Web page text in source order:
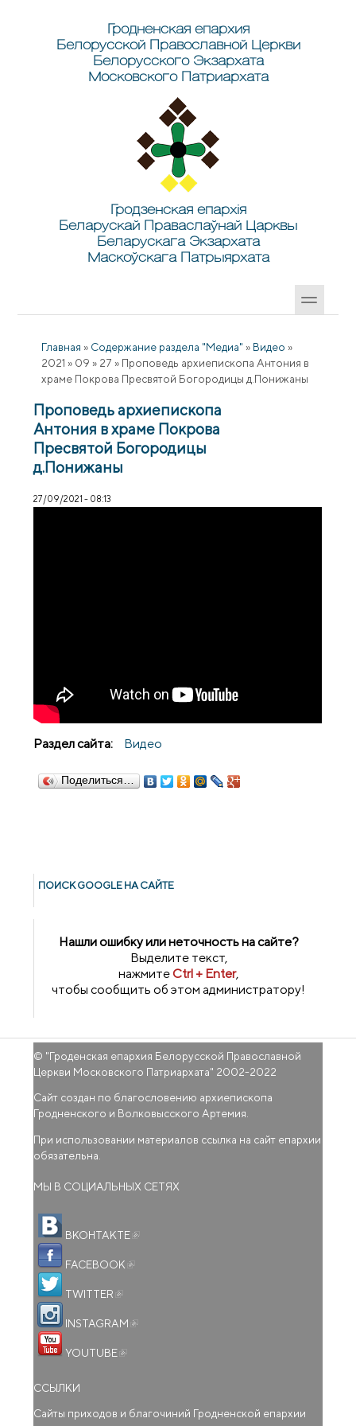
Гродненская епархия
Белорусской Православной Церкви
Белорусского Экзархата
Московского Патриархата
Гродзенская епархія
Беларускай Праваслаўнай Царквы
Беларускага Экзархата
Маскоўскага Патрыярхата
Главная » Содержание раздела "Медиа" » Видео »
2021 » 09 » 27 » Проповедь архиепископа Антония в
храме Покрова Пресвятой Богородицы д.Понижаны
Проповедь архиепископа
Антония в храме Покрова
Пресвятой Богородицы
д.Понижаны
27/09/2021 - 08:13
Раздел сайта: Видео
Поделиться…
ПОИСК GOОGLE НА САЙТЕ
Нашли ошибку или неточность на сайте?
Выделите текст,
нажмитеCtrl + Enter,
чтобы сообщить об этом администратору!
© "Гроденская епархия Белорусской Православной
Церкви Московского Патриархата" 2002-2022
Сайт создан по благословению архиепископа
Гродненского и Волковысского Артемия.
При использовании материалов ссылка на сайт епархии
обязательна.
МЫ В СОЦИАЛЬНЫХ СЕТЯХ
ВКОНТАКТЕ
FACEBOOK
TWITTER
INSTAGRAM
YOUTUBE
ССЫЛКИ
Сайты приходов и благочиний Гродненской епархии